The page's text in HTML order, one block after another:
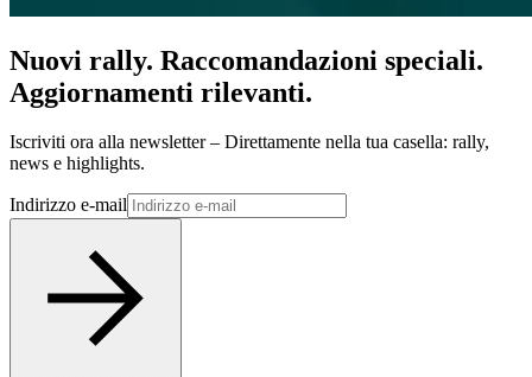
Nuovi rally. Raccomandazioni speciali.
Aggiornamenti rilevanti.
Iscriviti ora alla newsletter – Direttamente nella tua casella: rally,
news e highlights.
Indirizzo e-mail